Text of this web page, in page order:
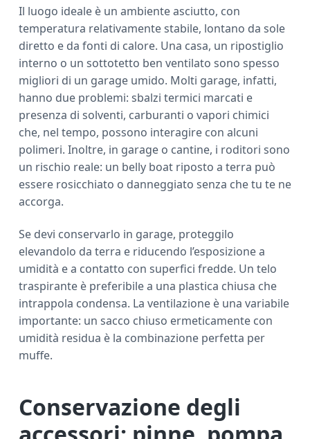
Il luogo ideale è un ambiente asciutto, con
temperatura relativamente stabile, lontano da sole
diretto e da fonti di calore. Una casa, un ripostiglio
interno o un sottotetto ben ventilato sono spesso
migliori di un garage umido. Molti garage, infatti,
hanno due problemi: sbalzi termici marcati e
presenza di solventi, carburanti o vapori chimici
che, nel tempo, possono interagire con alcuni
polimeri. Inoltre, in garage o cantine, i roditori sono
un rischio reale: un belly boat riposto a terra può
essere rosicchiato o danneggiato senza che tu te ne
accorga.
Se devi conservarlo in garage, proteggilo
elevandolo da terra e riducendo l’esposizione a
umidità e a contatto con superfici fredde. Un telo
traspirante è preferibile a una plastica chiusa che
intrappola condensa. La ventilazione è una variabile
importante: un sacco chiuso ermeticamente con
umidità residua è la combinazione perfetta per
muffe.
Conservazione degli